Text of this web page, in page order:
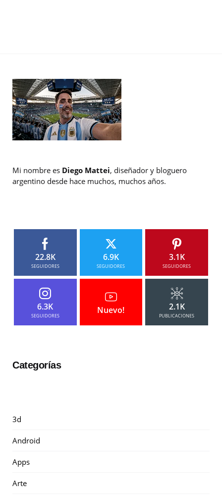
Mi nombre es Diego Mattei, diseñador y bloguero
argentino desde hace muchos, muchos años.
22.8K
SEGUIDORES
6.9K
SEGUIDORES
3.1K
SEGUIDORES
6.3K
SEGUIDORES
Nuevo! 2.1K
PUBLICACIONES
Categorías
3d
Android
Apps
Arte